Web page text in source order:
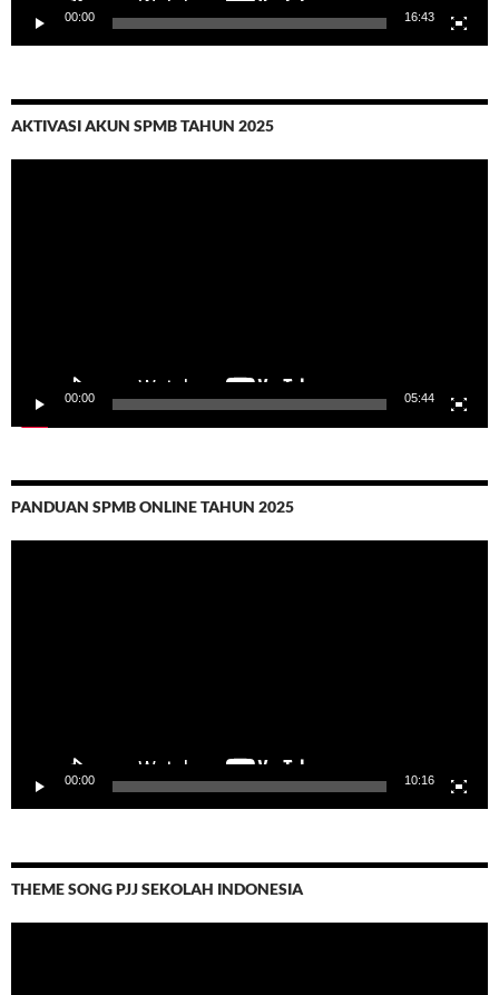
00:00 16:43
AKTIVASI AKUN SPMB TAHUN 2025
00:00 05:44
PANDUAN SPMB ONLINE TAHUN 2025
00:00 10:16
THEME SONG PJJ SEKOLAH INDONESIA